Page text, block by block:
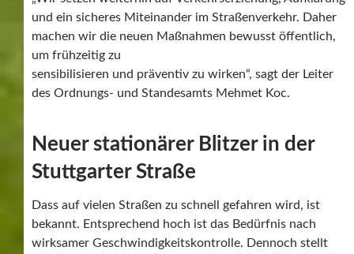
und ein sicheres Miteinander im Straßenverkehr. Daher
machen wir die neuen Maßnahmen bewusst öffentlich,
um frühzeitig zu
sensibilisieren und präventiv zu wirken“, sagt der Leiter
des Ordnungs- und Standesamts Mehmet Koc.
Neuer stationärer Blitzer in der
Stuttgarter Straße
Dass auf vielen Straßen zu schnell gefahren wird, ist
bekannt. Entsprechend hoch ist das Bedürfnis nach
wirksamer Geschwindigkeitskontrolle. Dennoch stellt